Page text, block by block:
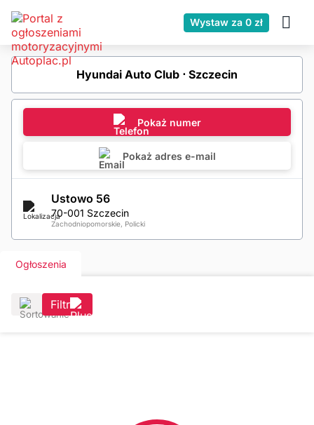
Wystaw za 0 zł
Hyundai Auto Club ⋅ Szczecin
Pokaż numer
Pokaż adres e-mail
Ustowo 56
70-001 Szczecin
Zachodniopomorskie, Policki
Ogłoszenia
Filtr